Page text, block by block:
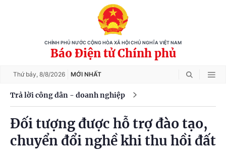
CHÍNH PHỦ NƯỚC CỘNG HÒA XÃ HỘI CHỦ NGHĨA VIỆT NAM
Báo Điện tử Chính phủ
Thứ bảy, 8/8/2026 MỚI NHẤT
Trả lời công dân - doanh nghiệp
Đối tượng được hỗ trợ đào tạo,
chuyển đổi nghề khi thu hồi đất